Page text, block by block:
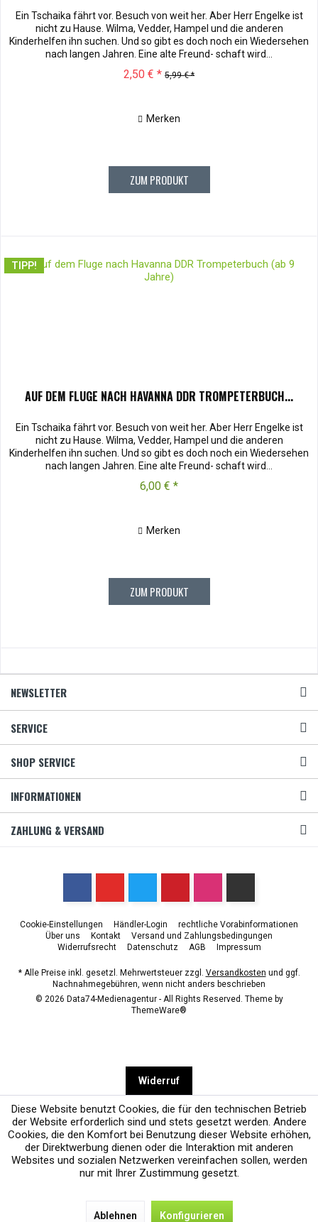
Ein Tschaika fährt vor. Besuch von weit her. Aber Herr Engelke ist
nicht zu Hause. Wilma, Vedder, Hampel und die anderen
Kinderhelfen ihn suchen. Und so gibt es doch noch ein Wiedersehen
nach langen Jahren. Eine alte Freund- schaft wird...
2,50 € * 5,99 € *
Merken
ZUM PRODUKT
TIPP!
AUF DEM FLUGE NACH HAVANNA DDR TROMPETERBUCH...
Ein Tschaika fährt vor. Besuch von weit her. Aber Herr Engelke ist
nicht zu Hause. Wilma, Vedder, Hampel und die anderen
Kinderhelfen ihn suchen. Und so gibt es doch noch ein Wiedersehen
nach langen Jahren. Eine alte Freund- schaft wird...
6,00 € *
Merken
ZUM PRODUKT
NEWSLETTER
SERVICE
SHOP SERVICE
INFORMATIONEN
ZAHLUNG & VERSAND
Cookie-Einstellungen Händler-Login
rechtliche Vorabinformationen
Über uns
Kontakt
Versand und Zahlungsbedingungen
Widerrufsrecht
Datenschutz AGB Impressum
* Alle Preise inkl. gesetzl. Mehrwertsteuer zzgl. Versandkosten und ggf.
Nachnahmegebühren, wenn nicht anders beschrieben
© 2026 Data74-Medienagentur - All Rights Reserved. Theme by
ThemeWare®
Widerruf
Diese Website benutzt Cookies, die für den technischen Betrieb
der Website erforderlich sind und stets gesetzt werden. Andere
Cookies, die den Komfort bei Benutzung dieser Website erhöhen,
der Direktwerbung dienen oder die Interaktion mit anderen
Websites und sozialen Netzwerken vereinfachen sollen, werden
nur mit Ihrer Zustimmung gesetzt.
Ablehnen Konfigurieren